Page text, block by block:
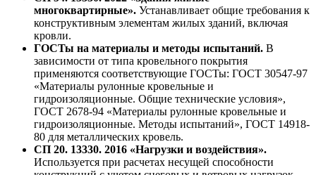
многоквартирные». Устанавливает общие требования к
конструктивным элементам жилых зданий, включая
кровли.
ГОСТы на материалы и методы испытаний. В
зависимости от типа кровельного покрытия
применяются соответствующие ГОСТы: ГОСТ 30547-97
«Материалы рулонные кровельные и
гидроизоляционные. Общие технические условия»,
ГОСТ 2678-94 «Материалы рулонные кровельные и
гидроизоляционные. Методы испытаний», ГОСТ 14918-
80 для металлических кровель.
СП 20. 13330. 2016 «Нагрузки и воздействия».
Используется при расчетах несущей способности